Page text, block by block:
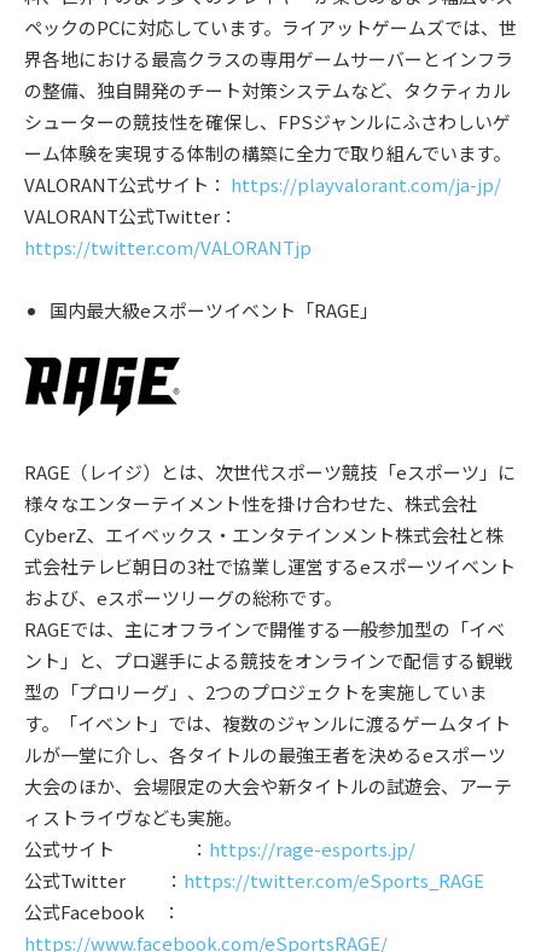
ペックのPCに対応しています。ライアットゲームズでは、世
界各地における最高クラスの専用ゲームサーバーとインフラ
の整備、独自開発のチート対策システムなど、タクティカル
シューターの競技性を確保し、FPSジャンルにふさわしいゲ
ーム体験を実現する体制の構築に全力で取り組んでいます。
VALORANT公式サイト： https://playvalorant.com/ja-jp/
VALORANT公式Twitter：
https://twitter.com/VALORANTjp
国内最大級eスポーツイベント「RAGE」
RAGE（レイジ）とは、次世代スポーツ競技「eスポーツ」に
様々なエンターテイメント性を掛け合わせた、株式会社
CyberZ、エイベックス・エンタテインメント株式会社と株
式会社テレビ朝日の3社で協業し運営するeスポーツイベント
および、eスポーツリーグの総称です。
RAGEでは、主にオフラインで開催する一般参加型の「イベ
ント」と、プロ選手による競技をオンラインで配信する観戦
型の「プロリーグ」、2つのプロジェクトを実施していま
す。「イベント」では、複数のジャンルに渡るゲームタイト
ルが一堂に介し、各タイトルの最強王者を決めるeスポーツ
大会のほか、会場限定の大会や新タイトルの試遊会、アーテ
ィストライヴなども実施。
公式サイト ： https://rage-esports.jp/
公式Twitter ： https://twitter.com/eSports_RAGE
公式Facebook ：
https://www.facebook.com/eSportsRAGE/